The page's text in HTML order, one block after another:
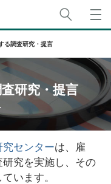
日本生産性本部
る調査研究・提言
研究・提言
究センターは、雇
究を実施し、その
います。